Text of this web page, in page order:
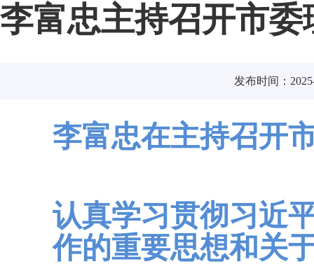
李富忠主持召开市
发布时间：
李富忠在主持召开
认真学习贯彻习近
作的重要思想和关